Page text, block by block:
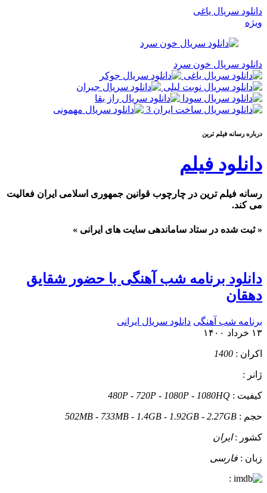
دانلود سریال یاغی
ویژه
دانلود سریال خون سرد
درباره رسانه فيلم ترين
دانلود فیلم
رسانه فیلم ترین در چارچوب قوانین جمهوری اسلامی ایران فعالیت
می کند.
« ثبت شده در ستاد ساماندهی سایت های ایرانی »
دانلود برنامه شب آهنگی با حضور شقایق
دهقان
برنامه شب آهنگی دانلود سریال ایرانی
۱۳ خرداد ۱۴۰۰
اکران : 1400
ژانر :
کيفيت : 480P - 720P - 1080P - 1080HQ
حجم : 502MB - 733MB - 1.4GB - 1.92GB - 2.27GB
کشور :ایران
زبان : فارسی
: